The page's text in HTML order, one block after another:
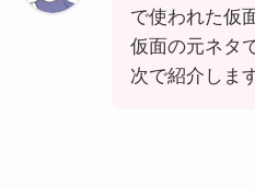
で使われた仮
仮面の元ネタ
次で紹介しま